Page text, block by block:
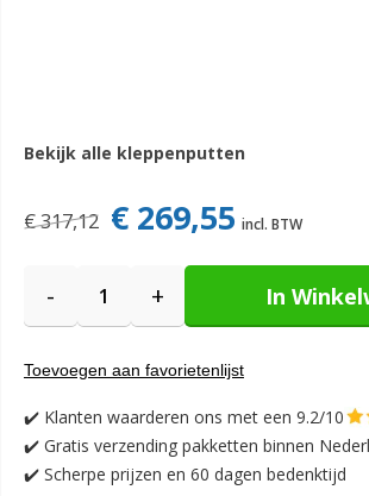
Bekijk alle kleppenputten
€ 269,55
€ 317,12
- + In
Toevoegen aan favorietenlijst
✔️ Klanten waarderen ons met een 9.2/10
✔️ Gratis verzending pakketten binnen
✔️ Scherpe prijzen en 60 dagen bedenktijd